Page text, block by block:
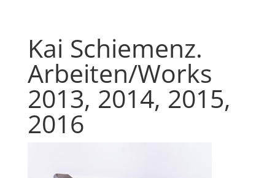
Kai Schiemenz.
Arbeiten/Works
2013, 2014, 2015,
2016